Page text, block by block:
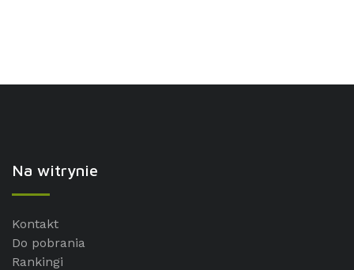
Na witrynie
Kontakt
Do pobrania
Rankingi